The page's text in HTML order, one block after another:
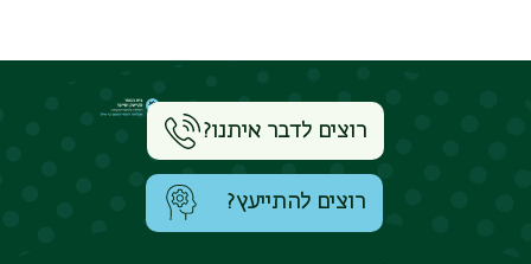
רוצים לדבר איתנו?
רוצים להתייעץ?